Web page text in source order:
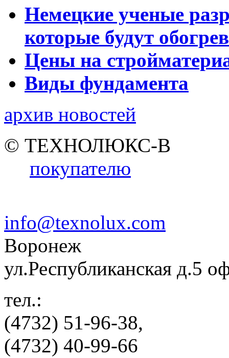
Немецкие ученые
которые будут
Цены на
Виды фундамента
архив новостей
© ТЕХНОЛЮКС-В
покупателю
info@texnolux.com
Воронеж
ул.Республиканская д.5
тел.:
(4732) 51-96-38,
(4732) 40-99-66